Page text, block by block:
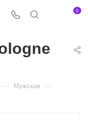
0
— Мужская —